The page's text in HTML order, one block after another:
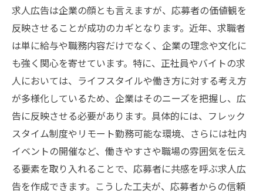
求人広告は企業の顔とも言えますが、応募者の価値観を
反映させることが成功のカギとなります。近年、求職者
は単に給与や職務内容だけでなく、企業の理念や文化に
も強く関心を寄せています。特に、正社員やバイトの求
人においては、ライフスタイルや働き方に対する考え方
が多様化しているため、企業はそのニーズを把握し、広
告に反映させる必要があります。具体的には、フレック
スタイム制度やリモート勤務可能な環境、さらには社内
イベントの開催など、働きやすさや職場の雰囲気を伝え
る要素を取り入れることで、応募者に共感を呼ぶ求人広
告を作成できます。こうした工夫が、応募者からの信頼